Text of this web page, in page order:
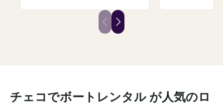
taking in the perfect weather
and city, but we did not want to
be on a larger boat. We found
チェコでボートレンタル が人気のロ